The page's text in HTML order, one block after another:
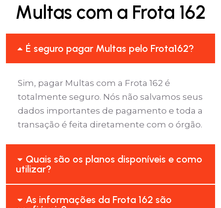
Multas com a Frota 162
É seguro pagar Multas pelo Frota162?
Sim, pagar Multas com a Frota 162 é
totalmente seguro. Nós não salvamos seus
dados importantes de pagamento e toda a
transação é feita diretamente com o órgão.
Quais são os planos disponíveis e como
utilizar?
As informações da Frota 162 são